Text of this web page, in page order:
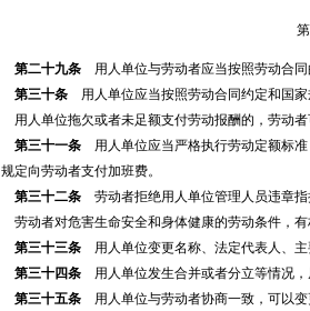
第二十九条 用人单位与劳动者应当按照劳动合同
第三十条 用人单位应当按照劳动合同约定和国家
用人单位拖欠或者未足额支付劳动报酬的，劳动
第三十一条 用人单位应当严格执行劳动定额标
规定向劳动者支付加班费。
第三十二条 劳动者拒绝用人单位管理人员违章指
劳动者对危害生命安全和身体健康的劳动条件，有
第三十三条 用人单位变更名称、法定代表人、主
第三十四条 用人单位发生合并或者分立等情况，
第三十五条 用人单位与劳动者协商一致，可以变